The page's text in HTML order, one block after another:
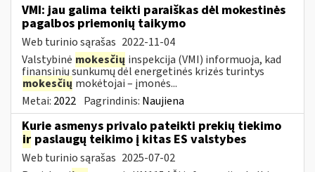
VMI: jau galima teikti paraiškas dėl mokestinės
pagalbos priemonių taikymo
Web turinio sąrašas 2022-11-04
Valstybinė mokesčių inspekcija (VMI) informuoja, kad
finansinių sunkumų dėl energetinės krizės turintys
mokesčių mokėtojai – įmonės...
Metai: 2022 Pagrindinis: Naujiena
Kurie asmenys privalo pateikti prekių tiekimo
ir paslaugų teikimo į kitas ES valstybes
Web turinio sąrašas 2025-07-02